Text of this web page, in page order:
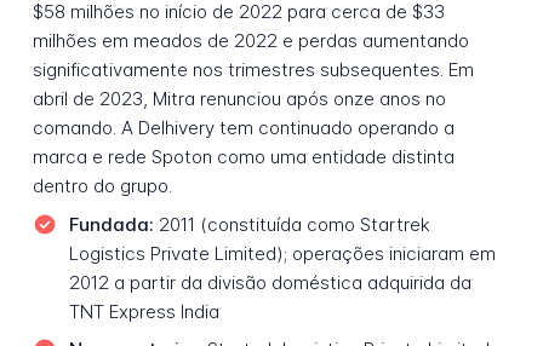
$58 milhões no início de 2022 para cerca de $33
milhões em meados de 2022 e perdas aumentando
significativamente nos trimestres subsequentes. Em
abril de 2023, Mitra renunciou após onze anos no
comando. A Delhivery tem continuado operando a
marca e rede Spoton como uma entidade distinta
dentro do grupo.
Fundada: 2011 (constituída como Startrek
Logistics Private Limited); operações iniciaram em
2012 a partir da divisão doméstica adquirida da
TNT Express India